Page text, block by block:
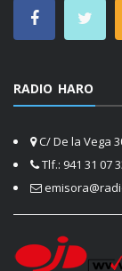
RADIO HARO
C/ De la Vega
Tlf.: 941 31 07